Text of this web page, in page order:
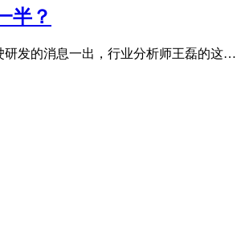
半？
研发的消息一出，行业分析师王磊的这…